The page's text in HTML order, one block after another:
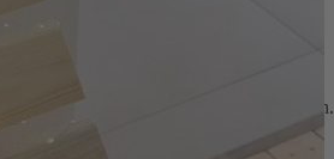
im Haus oder Eingangsbereich.